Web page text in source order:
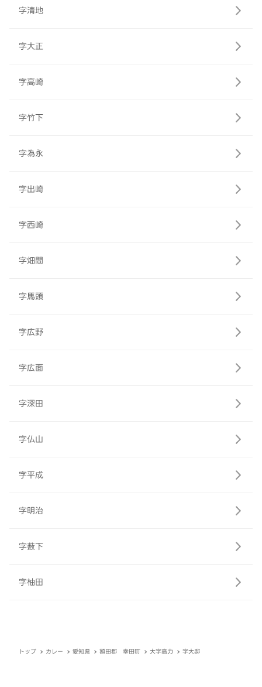
字清地
字大正
字高崎
字竹下
字為永
字出崎
字西崎
字畑間
字馬頭
字広野
字広面
字深田
字仏山
字平成
字明治
字薮下
字柚田
トップ カレー 愛知県 額田郡 幸田町 大字高力 字大邸